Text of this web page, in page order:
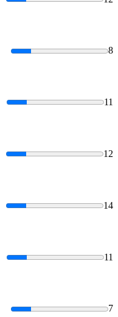
8
11
12
14
11
7